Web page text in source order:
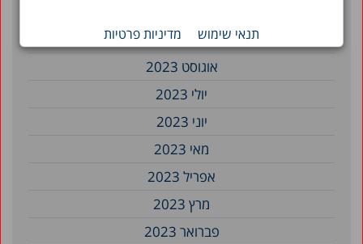
תנאי שימוש מדיניות פרטיותספטמבר 2023
אוגוסט 2023
יולי 2023
יוני 2023
מאי 2023
אפריל 2023
מרץ 2023
פברואר 2023